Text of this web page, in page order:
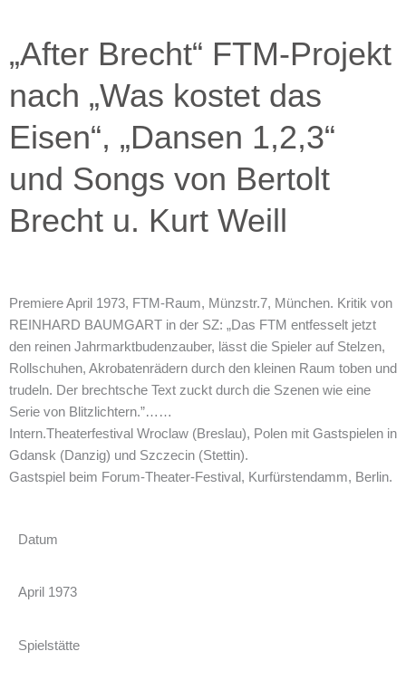
„After Brecht“ FTM-Projekt
nach „Was kostet das
Eisen“, „Dansen 1,2,3“
und Songs von Bertolt
Brecht u. Kurt Weill
Premiere April 1973, FTM-Raum, Münzstr.7, München. Kritik von
REINHARD BAUMGART in der SZ: „Das FTM entfesselt jetzt
den reinen Jahrmarktbudenzauber, lässt die Spieler auf Stelzen,
Rollschuhen, Akrobatenrädern durch den kleinen Raum toben und
trudeln. Der brechtsche Text zuckt durch die Szenen wie eine
Serie von Blitzlichtern.”……
Intern.Theaterfestival Wroclaw (Breslau), Polen mit Gastspielen in
Gdansk (Danzig) und Szczecin (Stettin).
Gastspiel beim Forum-Theater-Festival, Kurfürstendamm, Berlin.
Datum
April 1973
Spielstätte